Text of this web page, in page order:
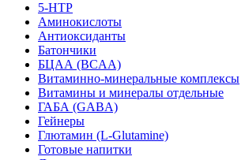
5-HTP
Аминокислоты
Антиоксиданты
Батончики
БЦАА (BCAA)
Витаминно-минеральные комплексы
Витамины и минералы отдельные
ГАБА (GABA)
Гейнеры
Глютамин (L-Glutamine)
Готовые напитки